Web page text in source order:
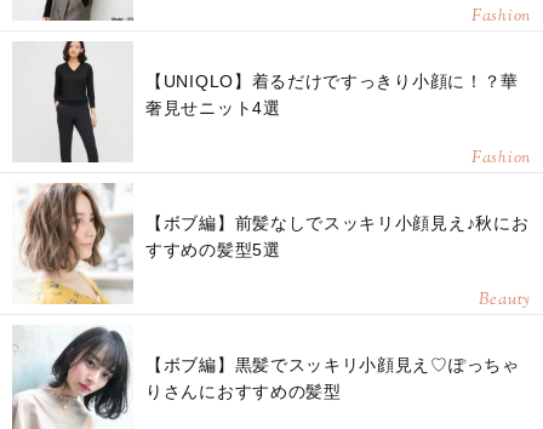
Fashion
【UNIQLO】着るだけですっきり小顔に！？華
奢見せニット4選
Fashion
【ボブ編】前髪なしでスッキリ小顔見え♪秋にお
すすめの髪型5選
Beauty
【ボブ編】黒髪でスッキリ小顔見え♡ぽっちゃ
りさんにおすすめの髪型